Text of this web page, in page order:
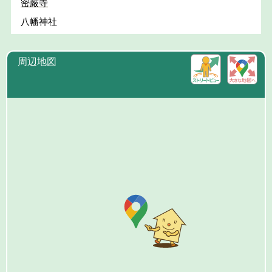
密厳寺
八幡神社
周辺地図